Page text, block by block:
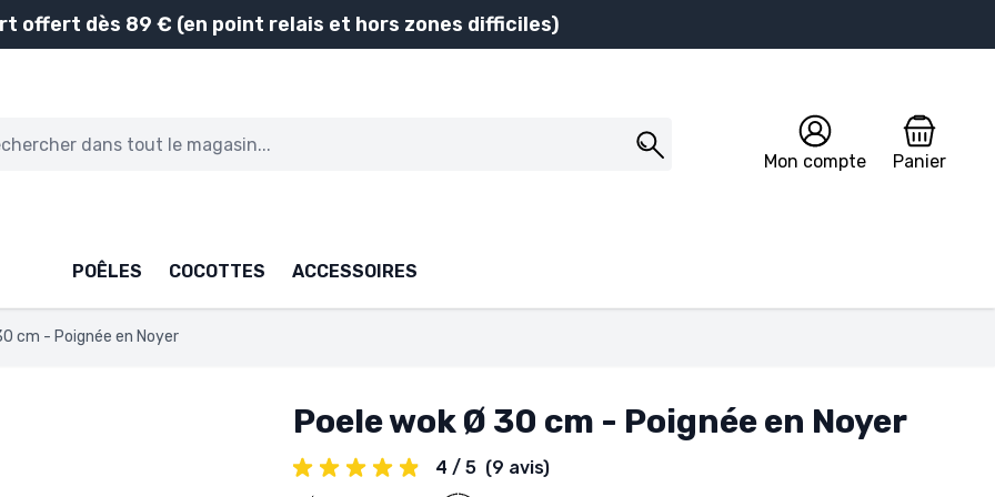
offert dès 89 € (en point relais et hors zones difficiles)
Mon compte Panier
POÊLES COCOTTES ACCESSOIRES
cm - Poignée en Noyer
Poele wok Ø 30 cm - Poignée en Noyer
4 / 5 (9 avis)